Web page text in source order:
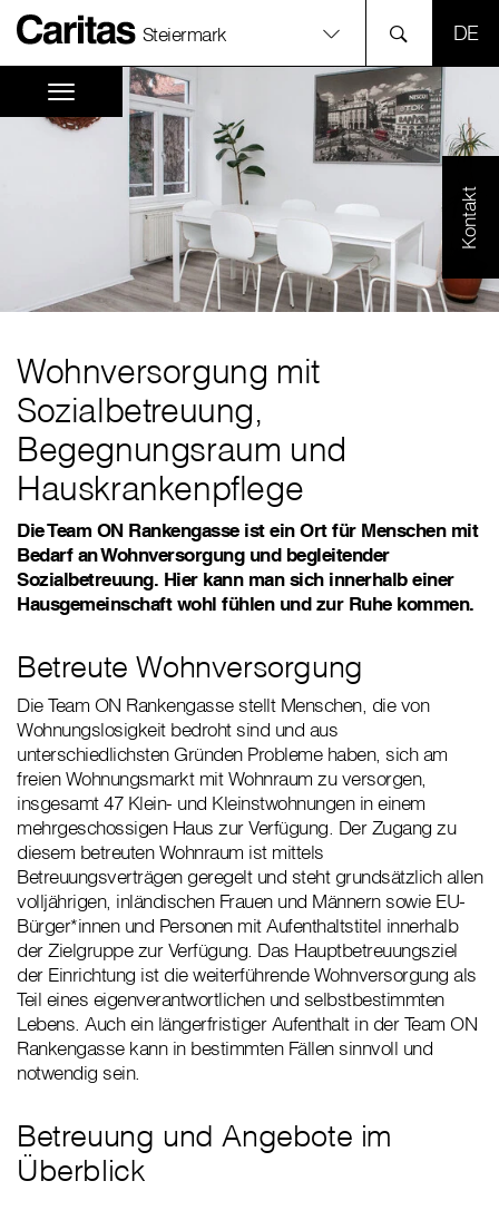
Steiermark
Kontakt
Wohnversorgung mit
Sozialbetreuung,
Begegnungsraum und
Hauskrankenpflege
Die Team ON Rankengasse ist ein Ort für Menschen mit
Bedarf an Wohnversorgung und begleitender
Sozialbetreuung. Hier kann man sich innerhalb einer
Hausgemeinschaft wohl fühlen und zur Ruhe kommen.
Betreute Wohnversorgung
Die Team ON Rankengasse stellt Menschen, die von
Wohnungslosigkeit bedroht sind und aus
unterschiedlichsten Gründen Probleme haben, sich am
freien Wohnungsmarkt mit Wohnraum zu versorgen,
insgesamt 47 Klein- und Kleinstwohnungen in einem
mehrgeschossigen Haus zur Verfügung. Der Zugang zu
diesem betreuten Wohnraum ist mittels
Betreuungsverträgen geregelt und steht grundsätzlich allen
volljährigen, inländischen Frauen und Männern sowie EU-
Bürger*innen und Personen mit Aufenthaltstitel innerhalb
der Zielgruppe zur Verfügung. Das Hauptbetreuungsziel
der Einrichtung ist die weiterführende Wohnversorgung als
Teil eines eigenverantwortlichen und selbstbestimmten
Lebens. Auch ein längerfristiger Aufenthalt in der Team ON
Rankengasse kann in bestimmten Fällen sinnvoll und
notwendig sein.
Betreuung und Angebote im
Überblick